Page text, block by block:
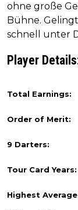
ohne große
Bühne.
schnell unter
Player
Total Earnings:
Order of Merit:
9 Darters:
Tour Card Years:
Highest